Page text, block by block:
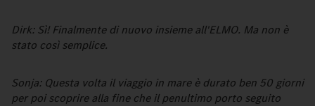
Dirk: Sì! Finalmente di nuovo insieme all'ELMO. Ma non è
stato così semplice.
Sonja: Questa volta il viaggio in mare è durato ben 50 giorni
per poi scoprire alla fine che il penultimo porto seguito